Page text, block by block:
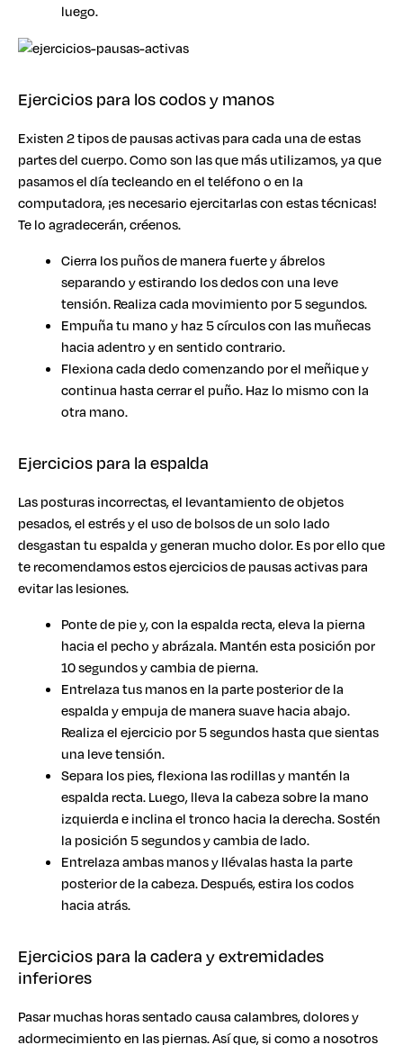
luego.
Ejercicios para los codos y manos
Existen 2 tipos de pausas activas para cada una de estas
partes del cuerpo. Como son las que más utilizamos, ya que
pasamos el día tecleando en el teléfono o en la
computadora, ¡es necesario ejercitarlas con estas técnicas!
Te lo agradecerán, créenos.
Cierra los puños de manera fuerte y ábrelos
separando y estirando los dedos con una leve
tensión. Realiza cada movimiento por 5 segundos.
Empuña tu mano y haz 5 círculos con las muñecas
hacia adentro y en sentido contrario.
Flexiona cada dedo comenzando por el meñique y
continua hasta cerrar el puño. Haz lo mismo con la
otra mano.
Ejercicios para la espalda
Las posturas incorrectas, el levantamiento de objetos
pesados, el estrés y el uso de bolsos de un solo lado
desgastan tu espalda y generan mucho dolor. Es por ello que
te recomendamos estos ejercicios de pausas activas para
evitar las lesiones.
Ponte de pie y, con la espalda recta, eleva la pierna
hacia el pecho y abrázala. Mantén esta posición por
10 segundos y cambia de pierna.
Entrelaza tus manos en la parte posterior de la
espalda y empuja de manera suave hacia abajo.
Realiza el ejercicio por 5 segundos hasta que sientas
una leve tensión.
Separa los pies, flexiona las rodillas y mantén la
espalda recta. Luego, lleva la cabeza sobre la mano
izquierda e inclina el tronco hacia la derecha. Sostén
la posición 5 segundos y cambia de lado.
Entrelaza ambas manos y llévalas hasta la parte
posterior de la cabeza. Después, estira los codos
hacia atrás.
Ejercicios para la cadera y extremidades
inferiores
Pasar muchas horas sentado causa calambres, dolores y
adormecimiento en las piernas. Así que, si como a nosotros